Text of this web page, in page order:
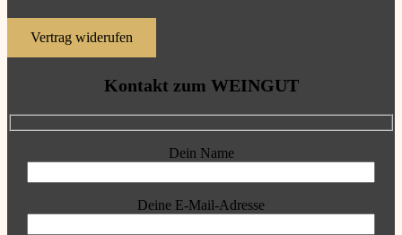
Vertrag widerufen
Kontakt zum WEINGUT
Dein Name
Deine E-Mail-Adresse